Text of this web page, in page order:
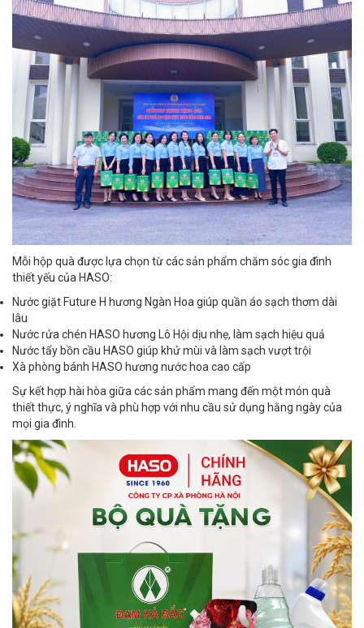
Mỗi hộp quà được lựa chọn từ các sản phẩm chăm sóc gia đình
thiết yếu của HASO:
Nước giặt Future H hương Ngàn Hoa giúp quần áo sạch thơm dài
lâu
Nước rửa chén HASO hương Lô Hội dịu nhẹ, làm sạch hiệu quả
Nước tẩy bồn cầu HASO giúp khử mùi và làm sạch vượt trội
Xà phòng bánh HASO hương nước hoa cao cấp
Sự kết hợp hài hòa giữa các sản phẩm mang đến một món quà
thiết thực, ý nghĩa và phù hợp với nhu cầu sử dụng hằng ngày của
mọi gia đình.